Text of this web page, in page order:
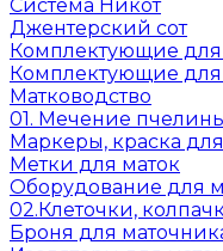
Система Никот
Джентерский сот
Комплектующие
Комплектующие для
Матководство
01. Мечение
Маркеры, краска
Метки для маток
Оборудование для
02.Клеточки,
Броня для